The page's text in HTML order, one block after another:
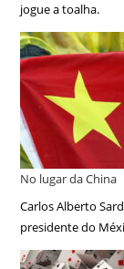
jogue a toalha.
No lugar da China
Carlos Alberto
presidente do